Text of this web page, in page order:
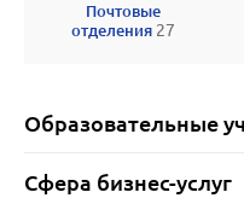
Почтовые
отделения 27
Образовательные
Сфера бизнес-услуг